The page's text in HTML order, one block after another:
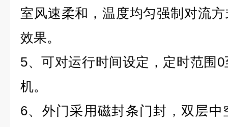
室风速柔和，温度均匀强制对流
效果。
5、可对运行时间设定，定时范围
机。
6、外门采用磁封条门封，双层